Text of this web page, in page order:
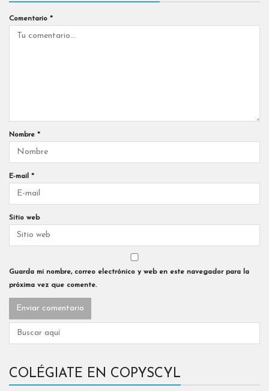
Comentario *
Nombre *
E-mail *
Sitio web
Guarda mi nombre, correo electrónico y web en este navegador para la
próxima vez que comente.
COLÉGIATE EN COPYSCYL